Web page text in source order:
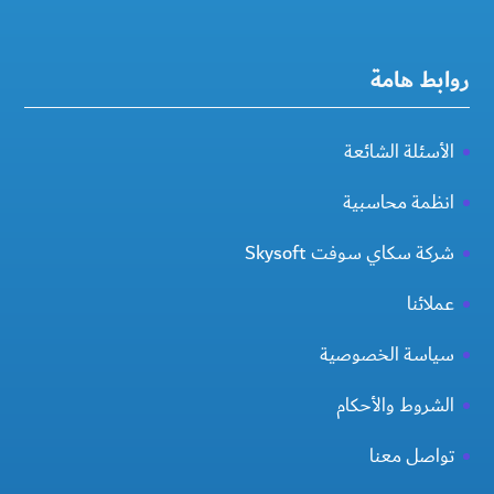
روابط هامة
الأسئلة الشائعة
انظمة محاسبية
شركة سكاي سوفت Skysoft
عملائنا
سياسة الخصوصية
الشروط والأحكام
تواصل معنا